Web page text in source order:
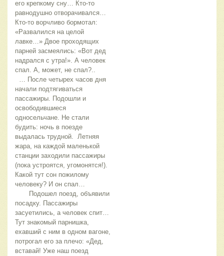
его крепкому сну… Кто-то
равнодушно отворачивался…
Кто-то ворчливо бормотал:
«Развалился на целой
лавке…» Двое проходящих
парней засмеялись: «Вот дед
надрался с утра!». А человек
спал. А, может, не спал?..
… После четырех часов дня
начали подтягиваться
пассажиры. Подошли и
освободившиеся
односельчане. Не стали
будить: ночь в поезде
выдалась трудной. Летняя
жара, на каждой маленькой
станции заходили пассажиры
(пока устроятся, угомонятся!).
Какой тут сон пожилому
человеку? И он спал…
Подошел поезд, объявили
посадку. Пассажиры
засуетились, а человек спит…
Тут знакомый парнишка,
ехавший с ним в одном вагоне,
потрогал его за плечо: «Дед,
вставай! Уже наш поезд